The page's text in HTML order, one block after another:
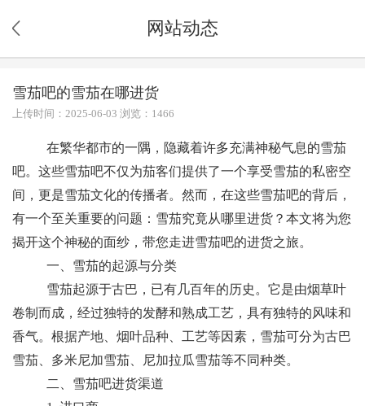
网站动态
雪茄吧的雪茄在哪进货
上传时间：2025-06-03 浏览：1466
在繁华都市的一隅，隐藏着许多充满神秘气息的雪茄
吧。这些雪茄吧不仅为茄客们提供了一个享受雪茄的私密空
间，更是雪茄文化的传播者。然而，在这些雪茄吧的背后，
有一个至关重要的问题：雪茄究竟从哪里进货？本文将为您
揭开这个神秘的面纱，带您走进雪茄吧的进货之旅。
一、雪茄的起源与分类
雪茄起源于古巴，已有几百年的历史。它是由烟草叶
卷制而成，经过独特的发酵和熟成工艺，具有独特的风味和
香气。根据产地、烟叶品种、工艺等因素，雪茄可分为古巴
雪茄、多米尼加雪茄、尼加拉瓜雪茄等不同种类。
二、雪茄吧进货渠道